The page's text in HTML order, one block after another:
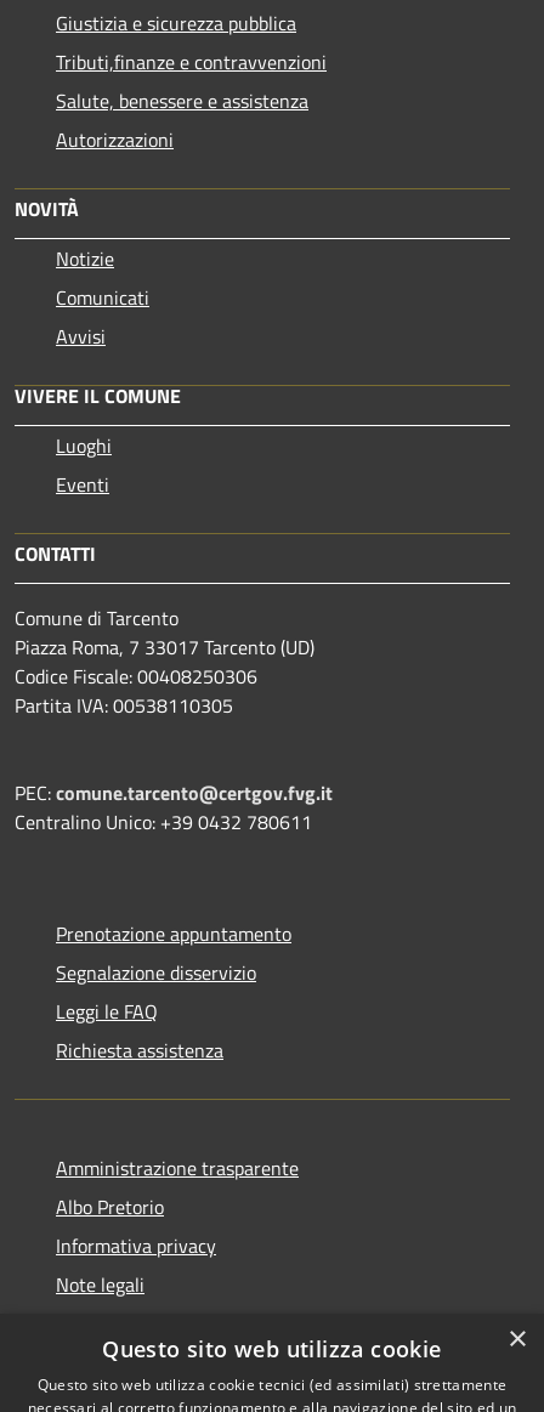
Giustizia e sicurezza pubblica
Tributi,finanze e contravvenzioni
Salute, benessere e assistenza
Autorizzazioni
NOVITÀ
Notizie
Comunicati
Avvisi
VIVERE IL COMUNE
Luoghi
Eventi
CONTATTI
Comune di Tarcento
Piazza Roma, 7 33017 Tarcento (UD)
Codice Fiscale: 00408250306
Partita IVA: 00538110305
PEC:comune.tarcento@certgov.fvg.it
Centralino Unico: +39 0432 780611
Prenotazione appuntamento
Segnalazione disservizio
Leggi le FAQ
Richiesta assistenza
Amministrazione trasparente
Albo Pretorio
Informativa privacy
Note legali
Segnalazioni di inaccessibilità
×
Questo sito web utilizza cookie
Questo sito web utilizza cookie tecnici (ed assimilati) strettamente
necessari al corretto funzionamento e alla navigazione del sito ed un